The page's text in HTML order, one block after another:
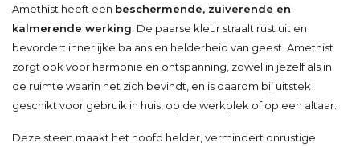
Amethist heeft een beschermende, zuiverende en
kalmerende werking . De paarse kleur straalt rust uit en
bevordert innerlijke balans en helderheid van geest. Amethist
zorgt ook voor harmonie en ontspanning, zowel in jezelf als in
de ruimte waarin het zich bevindt, en is daarom bij uitstek
geschikt voor gebruik in huis, op de werkplek of op een altaar.
Deze steen maakt het hoofd helder, vermindert onrustige